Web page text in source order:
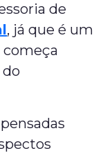
de
, já que é um
começa